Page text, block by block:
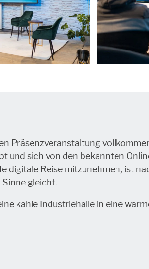
Präsenzveranstaltung
und sich von den bekannten
digitale Reise mitzunehmen, ist
gleicht.
kahle Industriehalle in eine